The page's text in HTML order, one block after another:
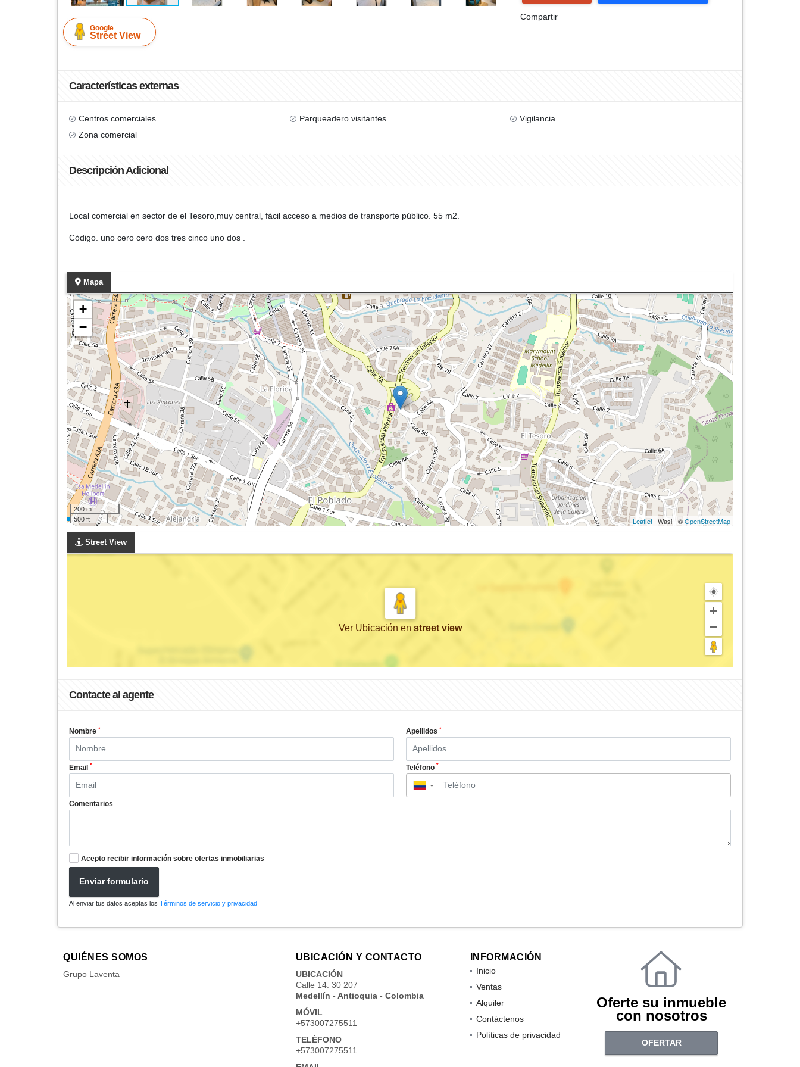
Google
Street View
Compartir
Características externas
Centros comerciales Parqueadero visitantes
Vigilancia
Zona comercial
Descripción Adicional
Local comercial en sector de el Tesoro,muy central, fácil acceso a medios de transporte público. 55 m2.
Código. uno cero cero dos tres cinco uno dos .
Mapa
+
−
200 m
500 ft
Leaflet | Wasi - ©OpenStreetMap
Street View
Ver Ubicación en street view
Contacte al agente
Nombre * Apellidos *
Email * Teléfono *
▼
Comentarios
Acepto recibir información sobre ofertas inmobiliarias
Enviar formulario
Al enviar tus datos aceptas los Términos de servicio y privacidad
QUIÉNES SOMOS
Grupo Laventa
UBICACIÓN Y CONTACTO
UBICACIÓN
Calle 14. 30 207
Medellín - Antioquia - Colombia
MÓVIL
+573007275511
TELÉFONO
+573007275511
INFORMACIÓN
Inicio
Ventas
Alquiler
Contáctenos
Políticas de privacidad
Oferte su inmueble
con nosotros
OFERTAR